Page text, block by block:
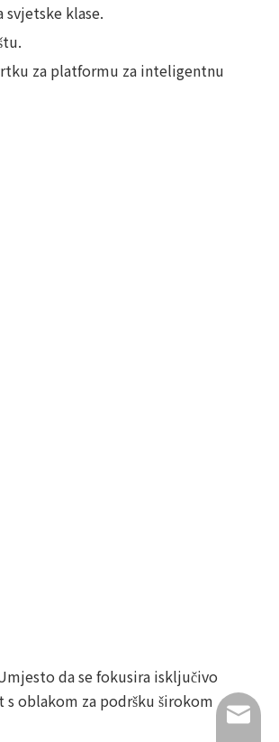
klase.
za platformu za inteligentnu
da se fokusira isključivo
oblakom za podršku širokom